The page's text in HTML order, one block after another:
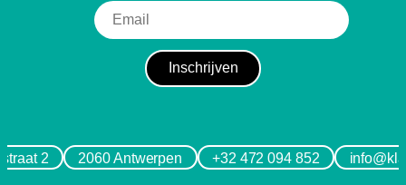
2 2060 Antwerpen +32 472 094 852